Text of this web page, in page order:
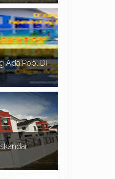
Pada
senarai homestay
Negeri Sem...
Ada Pool Di
Waktu
orang
Terutamanya
Perak